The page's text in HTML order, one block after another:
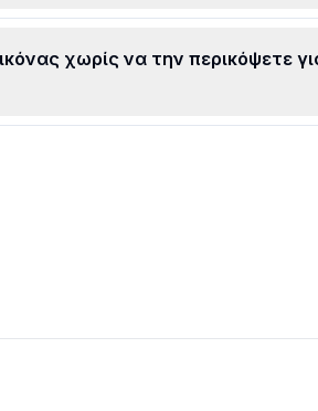
χωρίς να την περικόψετε